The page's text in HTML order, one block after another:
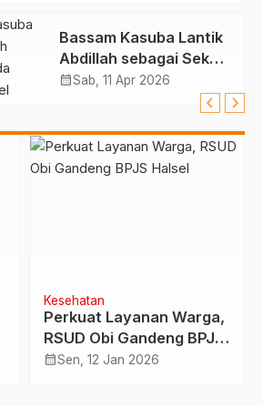
Bassam Kasuba Lantik
Abdillah sebagai Sekda
Definitif Halsel
calendar_monthSab, 11 Apr 2026
Kesehatan
Perkuat Layanan Warga,
RSUD Obi Gandeng BPJS
Halsel
calendar_monthSen, 12 Jan 2026